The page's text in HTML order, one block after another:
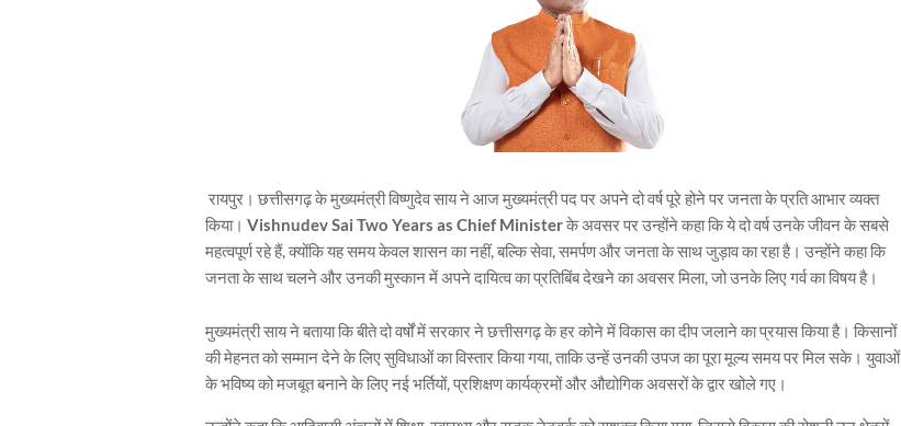
रायपुर। छत्तीसगढ़ के मुख्यमंत्री विष्णुदेव साय ने आज मुख्यमंत्री पद पर अपने दो वर्ष पूरे होने पर जनता के प्रति आभार व्यक्त
किया। Vishnudev Sai Two Years as Chief Ministerके अवसर पर उन्होंने कहा कि ये दो वर्ष उनके जीवन के सबसे
महत्वपूर्ण रहे हैं, क्योंकि यह समय केवल शासन का नहीं, बल्कि सेवा, समर्पण और जनता के साथ जुड़ाव का रहा है। उन्होंने कहा कि
जनता के साथ चलने और उनकी मुस्कान में अपने दायित्व का प्रतिबिंब देखने का अवसर मिला, जो उनके लिए गर्व का विषय है।
मुख्यमंत्री साय ने बताया कि बीते दो वर्षों में सरकार ने छत्तीसगढ़ के हर कोने में विकास का दीप जलाने का प्रयास किया है। किसानों
की मेहनत को सम्मान देने के लिए सुविधाओं का विस्तार किया गया, ताकि उन्हें उनकी उपज का पूरा मूल्य समय पर मिल सके। युवाओं
के भविष्य को मजबूत बनाने के लिए नई भर्तियों, प्रशिक्षण कार्यक्रमों और औद्योगिक अवसरों के द्वार खोले गए।